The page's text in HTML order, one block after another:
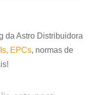
da Astro Distribuidora
EPCs, normas de